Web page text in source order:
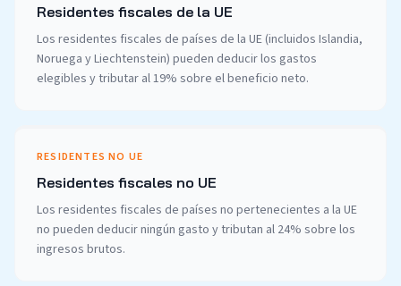
Residentes fiscales de la UE
Los residentes fiscales de países de la UE (incluidos Islandia,
Noruega y Liechtenstein) pueden deducir los gastos
elegibles y tributar al 19% sobre el beneficio neto.
RESIDENTES NO UE
Residentes fiscales no UE
Los residentes fiscales de países no pertenecientes a la UE
no pueden deducir ningún gasto y tributan al 24% sobre los
ingresos brutos.